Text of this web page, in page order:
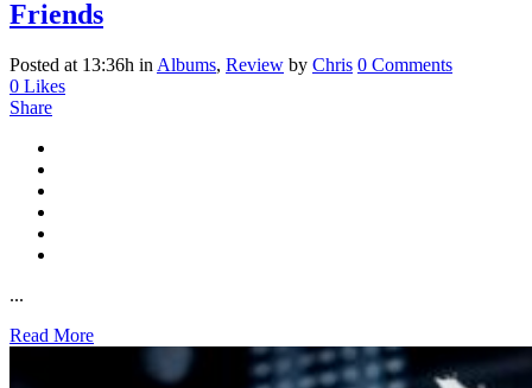
Friends
Posted at 13:36h in Albums, Review by Chris 0 Comments
0 Likes
Share
...
Read More